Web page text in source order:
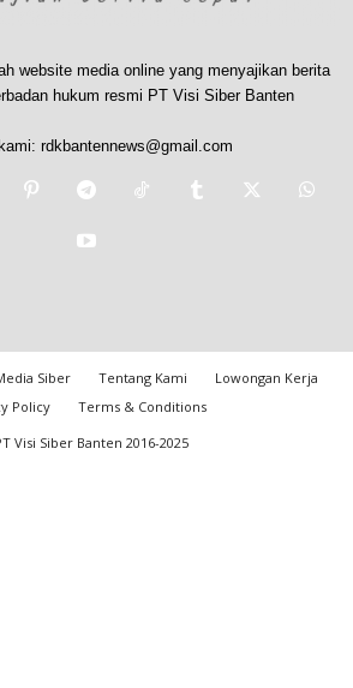
website media online yang menyajikan berita
hukum resmi PT Visi Siber Banten
rdkbantennews@gmail.com
Siber Tentang Kami
Lowongan Kerja
Policy
Terms & Conditions
Visi Siber Banten 2016-2025